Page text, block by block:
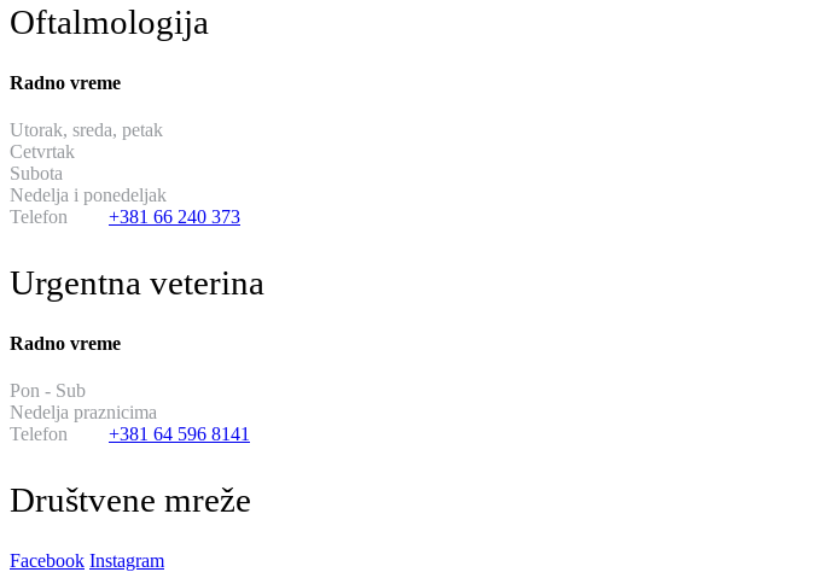
Oftalmologija
Radno vreme
Utorak, sreda, petak
Cetvrtak
Subota
Nedelja i ponedeljak
Telefon
+381 66 240 373
Urgentna veterina
Radno vreme
Pon - Sub
Nedelja praznicima
Telefon
+381 64 596 8141
Društvene mreže
Facebook Instagram